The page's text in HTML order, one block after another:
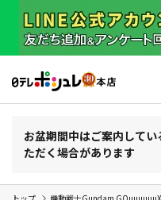
お盆期間中はご案内して
ただく場合があります